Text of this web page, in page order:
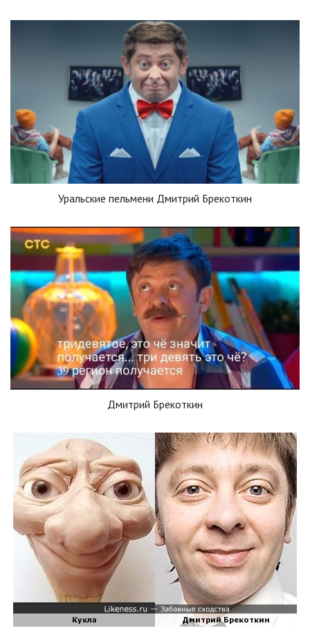
Уральские пельмени Дмитрий Брекоткин
Дмитрий Брекоткин